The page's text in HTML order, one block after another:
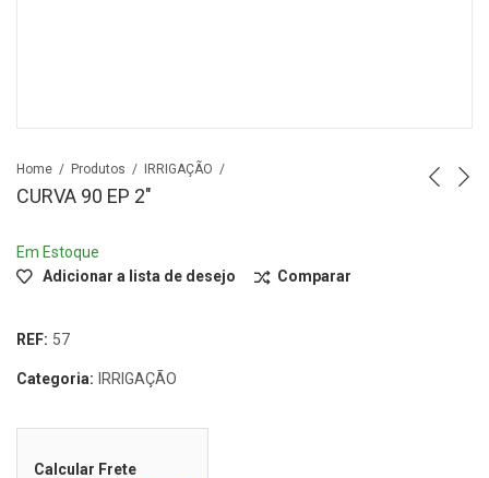
Home Produtos IRRIGAÇÃO
CURVA 90 EP 2″
Em Estoque
Adicionar a lista de desejo
Comparar
REF: 57
Categoria: IRRIGAÇÃO
Calcular Frete